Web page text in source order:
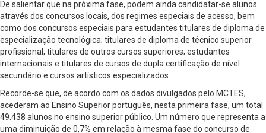
De salientar que na próxima fase, podem ainda candidatar-se alunos
através dos concursos locais, dos regimes especiais de acesso, bem
como dos concursos especiais para estudantes titulares de diploma de
especialização tecnológica; titulares de diploma de técnico superior
profissional; titulares de outros cursos superiores; estudantes
internacionais e titulares de cursos de dupla certificação de nível
secundário e cursos artísticos especializados.
Recorde-se que, de acordo com os dados divulgados pelo MCTES,
acederam ao Ensino Superior português, nesta primeira fase, um total
49.438 alunos no ensino superior público. Um número que representa a
uma diminuição de 0,7% em relação à mesma fase do concurso de